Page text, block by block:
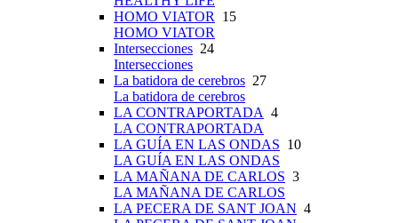
HOMO VIATOR
15
HOMO VIATOR
Intersecciones 24
Intersecciones
La batidora de cerebros 27
La batidora de cerebros
LA CONTRAPORTADA 4
LA CONTRAPORTADA
LA GUÍA EN LAS ONDAS 10
LA GUÍA EN LAS ONDAS
LA MAÑANA DE CARLOS 3
LA MAÑANA DE CARLOS
LA PECERA DE SANT JOAN 4